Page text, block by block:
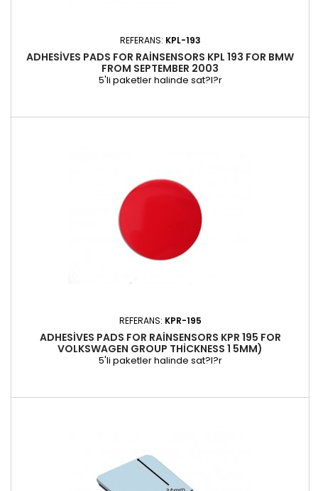
REFERANS: KPL-193
ADHESIVES PADS FOR RAINSENSORS KPL 193 FOR BMW
FROM SEPTEMBER 2003
5'li paketler halinde sat?l?r
REFERANS: KPR-195
ADHESIVES PADS FOR RAINSENSORS KPR 195 FOR
VOLKSWAGEN GROUP THICKNESS 1 5MM)
5'li paketler halinde sat?l?r